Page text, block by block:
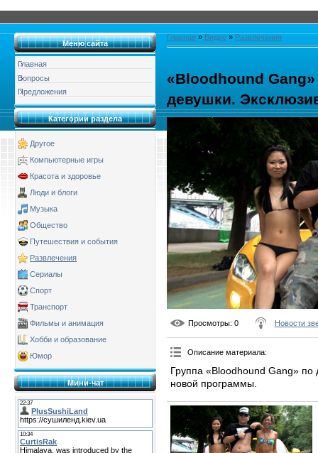
Меню сайта
Главная
Вопросы
Предложения
Категории раздела
Другое
Компьютерные игры
Красота и здоровье
Люди и блоги
Музыка
Общество
Путешествия и события
Развлечения
Сериалы
Спорт
Транспорт
Фильмы и анимация
Хобби и образование
Юмор
Мини-чат
Главная » Видео » Развлечения
«Bloodhound Gang»
девушки.
Просмотры: 0 Новости
Описание материала:
Группа «Bloodhound Gang» по
новой программы.